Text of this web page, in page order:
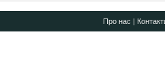
Про нас |